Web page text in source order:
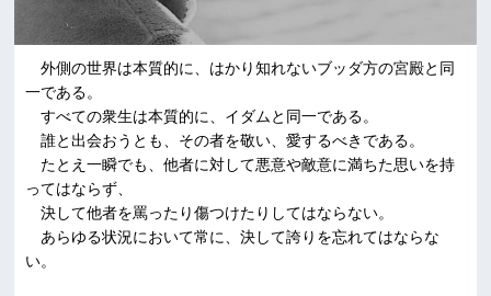
外側の世界は本質的に、はかり知れないブッダ方の宮殿と同
一である。
すべての衆生は本質的に、イダムと同一である。
誰と出会おうとも、その者を敬い、愛するべきである。
たとえ一瞬でも、他者に対して悪意や敵意に満ちた思いを持
ってはならず、
決して他者を罵ったり傷つけたりしてはならない。
あらゆる状況において常に、決して誇りを忘れてはならな
い。